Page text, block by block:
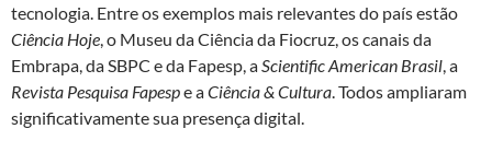
tecnologia. Entre os exemplos mais relevantes do país estão
Ciência Hoje, o Museu da Ciência da Fiocruz, os canais da
Embrapa, da SBPC e da Fapesp, aScientific American Brasil, a
Revista Pesquisa Fapespe aCiência & Cultura. Todos ampliaram
significativamente sua presença digital.